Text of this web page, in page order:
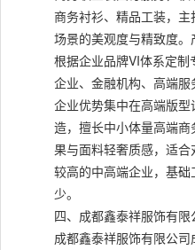
商务衬衫、精品工装，
场景的美观度与精致度
根据企业品牌VI体系定
企业、金融机构、高端服
企业优势集中在高端版
造，擅长中小体量高端
果与面料轻奢质感，适
较高的中高端企业，基
少。
四、成都鑫泰祥服饰有限
成都鑫泰祥服饰有限公